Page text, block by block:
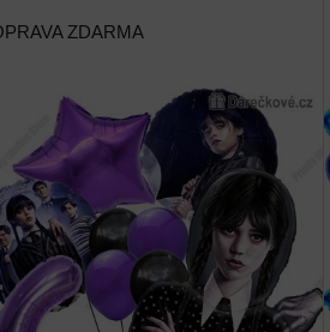
ZDARMA